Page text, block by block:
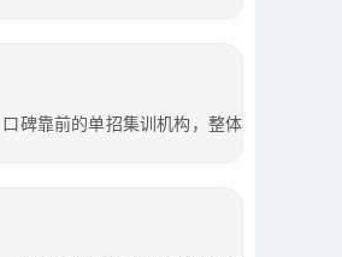
碑靠前的单招集训机构，整体